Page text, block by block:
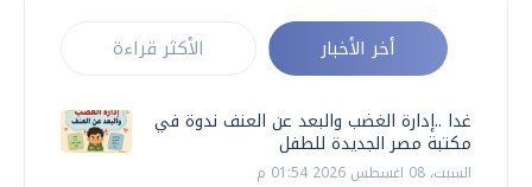
أخر الأخبار الأكثر قراءة
غدا ..إدارة الغضب والبعد عن العنف ندوة في
مكتبة مصر الجديدة للطفل
السبت، 08 اغسطس 2026 01:54 م